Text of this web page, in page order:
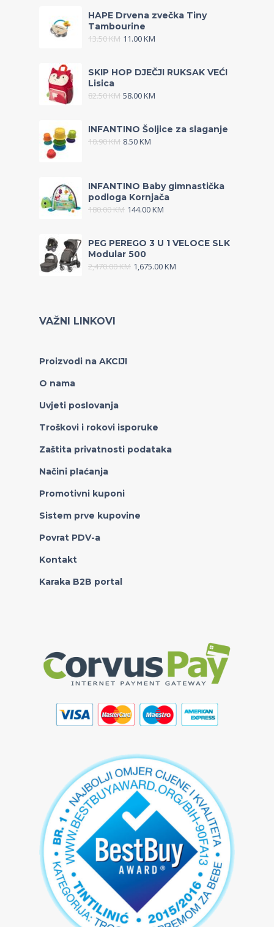
HAPE Drvena zvečka Tiny
Tambourine
13.50KM 11.00KM
SKIP HOP DJEČJI RUKSAK VEĆI
Lisica
82.50KM 58.00KM
INFANTINO Šoljice za slaganje
10.90KM 8.50KM
INFANTINO Baby gimnastička
podloga Kornjača
180.00KM 144.00KM
PEG PEREGO 3 U 1 VELOCE SLK
Modular 500
2,470.00KM 1,675.00KM
VAŽNI LINKOVI
Proizvodi na AKCIJI
O nama
Uvjeti poslovanja
Troškovi i rokovi isporuke
Zaštita privatnosti podataka
Načini plaćanja
Promotivni kuponi
Sistem prve kupovine
Povrat PDV-a
Kontakt
Karaka B2B portal